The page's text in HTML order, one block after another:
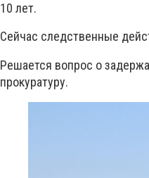
10 лет.
Сейчас следственные
Решается вопрос о
прокуратуру.